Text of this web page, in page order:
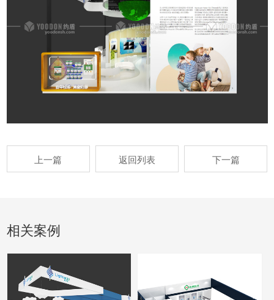
上一篇 返回列表 下一篇
相关案例